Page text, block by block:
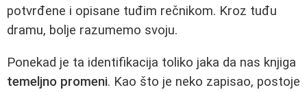
potvrđene i opisane tuđim rečnikom. Kroz tuđu
dramu, bolje razumemo svoju.
Ponekad je ta identifikacija toliko jaka da nas knjiga
temeljno promeni. Kao što je neko zapisao, postoje